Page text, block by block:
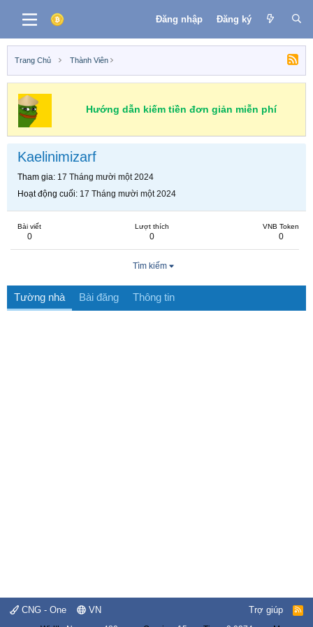
Đăng nhập Đăng ký
Trang Chủ Thành Viên
Hướng dẫn kiếm tiền đơn giản miễn phí
Kaelinimizarf
Tham gia 17 Tháng mười một 2024
Hoạt động cuối 17 Tháng mười một 2024
Bài viết
0
Lượt thích
0
VNB Token
0
Tìm kiếm
Tường nhà Bài đăng Thông tin
CNG - One VN Trợ giúp
R